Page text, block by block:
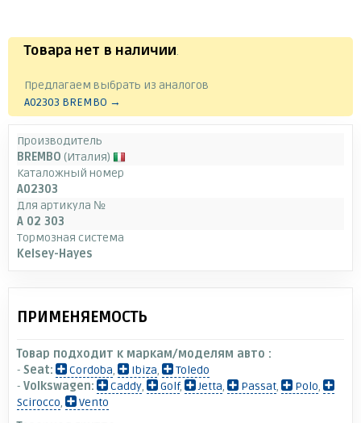
Товара нет в наличии.
Предлагаем выбрать из аналогов
A02303 BREMBO →
Производитель
BREMBO (Италия)
Каталожный номер
A02303
Для артикула №
A 02 303
Тормозная система
Kelsey-Hayes
ПРИМЕНЯЕМОСТЬ
Товар подходит к маркам/моделям авто :
- Seat: Cordoba, Ibiza,
Toledo
- Volkswagen: Caddy, Golf, Jetta, Passat, Polo,
Scirocco,
Vento